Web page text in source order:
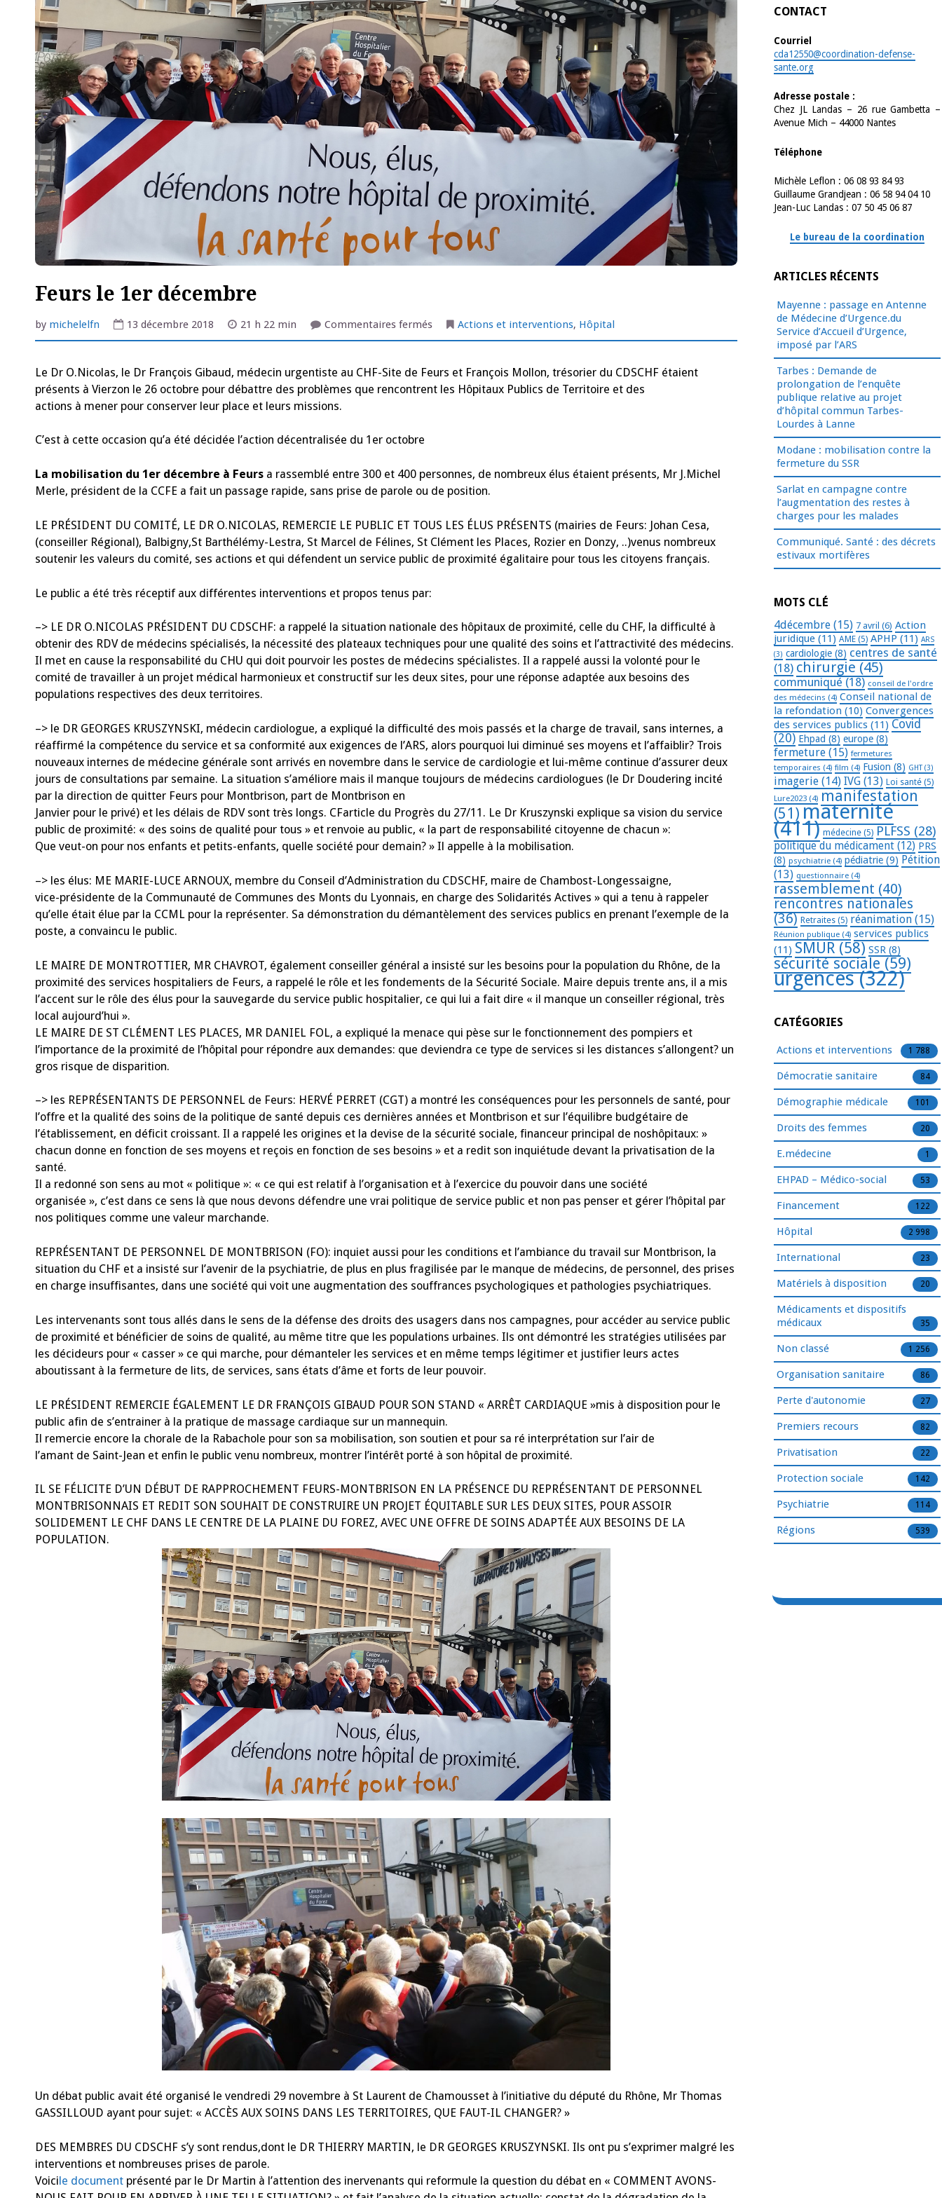
Feurs le 1er décembre
by michelelfn 13 décembre 2018 21 h 22 min Commentaires ferméssur
le
Actions et interventions, Hôpital
Le Dr O.Nicolas, le Dr François Gibaud, médecin urgentiste au CHF-Site de Feurs et François Mollon, trésorier du CDSCHF étaient
présents à Vierzon le 26 octobre pour débattre des problèmes que rencontrent les Hôpitaux Publics de Territoire et des
actions à mener pour conserver leur place et leurs missions.
C’est à cette occasion qu’a été décidée l’action décentralisée du 1er octobre
La mobilisation du 1er décembre à Feurs a rassemblé entre 300 et 400 personnes, de nombreux élus étaient présents, Mr J.Michel
Merle, président de la CCFE a fait un passage rapide, sans prise de parole ou de position.
LE PRÉSIDENT DU COMITÉ, LE DR O.NICOLAS, REMERCIE LE PUBLIC ET TOUS LES ÉLUS PRÉSENTS (mairies de Feurs: Johan Cesa,
(conseiller Régional), Balbigny,St Barthélémy-Lestra, St Marcel de Félines, St Clément les Places, Rozier en Donzy, ..)venus nombreux
soutenir les valeurs du comité, ses actions et qui défendent un service public de proximité égalitaire pour tous les citoyens français.
Le public a été très réceptif aux différentes interventions et propos tenus par:
–> LE DR O.NICOLAS PRÉSIDENT DU CDSCHF: a rappelé la situation nationale des hôpitaux de proximité, celle du CHF, la difficulté à
obtenir des RDV de médecins spécialisés, la nécessité des plateaux techniques pour une qualité des soins et l’attractivité des médecins.
Il met en cause la responsabilité du CHU qui doit pourvoir les postes de médecins spécialistes. Il a rappelé aussi la volonté pour le
comité de travailler à un projet médical harmonieux et constructif sur les deux sites, pour une réponse adaptée aux besoins des
populations respectives des deux territoires.
–> le DR GEORGES KRUSZYNSKI, médecin cardiologue, a expliqué la difficulté des mois passés et la charge de travail, sans internes, a
réaffirmé la compétence du service et sa conformité aux exigences de l’ARS, alors pourquoi lui diminué ses moyens et l’affaiblir? Trois
nouveaux internes de médecine générale sont arrivés en novembre dans le service de cardiologie et lui-même continue d’assurer deux
jours de consultations par semaine. La situation s’améliore mais il manque toujours de médecins cardiologues (le Dr Doudering incité
par la direction de quitter Feurs pour Montbrison, part de Montbrison en
Janvier pour le privé) et les délais de RDV sont très longs. CFarticle du Progrès du 27/11. Le Dr Kruszynski explique sa vision du service
public de proximité: « des soins de qualité pour tous » et renvoie au public, « la part de responsabilité citoyenne de chacun »:
Que veut-on pour nos enfants et petits-enfants, quelle société pour demain? » Il appelle à la mobilisation.
–> les élus: ME MARIE-LUCE ARNOUX, membre du Conseil d’Administration du CDSCHF, maire de Chambost-Longessaigne,
vice-présidente de la Communauté de Communes des Monts du Lyonnais, en charge des Solidarités Actives » qui a tenu à rappeler
qu’elle était élue par la CCML pour la représenter. Sa démonstration du démantèlement des services publics en prenant l’exemple de la
poste, a convaincu le public.
LE MAIRE DE MONTROTTIER, MR CHAVROT, également conseiller général a insisté sur les besoins pour la population du Rhône, de la
proximité des services hospitaliers de Feurs, a rappelé le rôle et les fondements de la Sécurité Sociale. Maire depuis trente ans, il a mis
l’accent sur le rôle des élus pour la sauvegarde du service public hospitalier, ce qui lui a fait dire « il manque un conseiller régional, très
local aujourd’hui ».
LE MAIRE DE ST CLÉMENT LES PLACES, MR DANIEL FOL, a expliqué la menace qui pèse sur le fonctionnement des pompiers et
l’importance de la proximité de l’hôpital pour répondre aux demandes: que deviendra ce type de services si les distances s’allongent? un
gros risque de disparition.
–> les REPRÉSENTANTS DE PERSONNEL de Feurs: HERVÉ PERRET (CGT) a montré les conséquences pour les personnels de santé, pour
l’offre et la qualité des soins de la politique de santé depuis ces dernières années et Montbrison et sur l’équilibre budgétaire de
l’établissement, en déficit croissant. Il a rappelé les origines et la devise de la sécurité sociale, financeur principal de noshôpitaux: »
chacun donne en fonction de ses moyens et reçois en fonction de ses besoins » et a redit son inquiétude devant la privatisation de la
santé.
Il a redonné son sens au mot « politique »: « ce qui est relatif à l’organisation et à l’exercice du pouvoir dans une société
organisée », c’est dans ce sens là que nous devons défendre une vrai politique de service public et non pas penser et gérer l’hôpital par
nos politiques comme une valeur marchande.
REPRÉSENTANT DE PERSONNEL DE MONTBRISON (FO): inquiet aussi pour les conditions et l’ambiance du travail sur Montbrison, la
situation du CHF et a insisté sur l’avenir de la psychiatrie, de plus en plus fragilisée par le manque de médecins, de personnel, des prises
en charge insuffisantes, dans une société qui voit une augmentation des souffrances psychologiques et pathologies psychiatriques.
Les intervenants sont tous allés dans le sens de la défense des droits des usagers dans nos campagnes, pour accéder au service public
de proximité et bénéficier de soins de qualité, au même titre que les populations urbaines. Ils ont démontré les stratégies utilisées par
les décideurs pour « casser » ce qui marche, pour démanteler les services et en même temps légitimer et justifier leurs actes
aboutissant à la fermeture de lits, de services, sans états d’âme et forts de leur pouvoir.
LE PRÉSIDENT REMERCIE ÉGALEMENT LE DR FRANÇOIS GIBAUD POUR SON STAND « ARRÊT CARDIAQUE »mis à disposition pour le
public afin de s’entrainer à la pratique de massage cardiaque sur un mannequin.
Il remercie encore la chorale de la Rabachole pour son sa mobilisation, son soutien et pour sa ré interprétation sur l’air de
l’amant de Saint-Jean et enfin le public venu nombreux, montrer l’intérêt porté à son hôpital de proximité.
IL SE FÉLICITE D’UN DÉBUT DE RAPPROCHEMENT FEURS-MONTBRISON EN LA PRÉSENCE DU REPRÉSENTANT DE PERSONNEL
MONTBRISONNAIS ET REDIT SON SOUHAIT DE CONSTRUIRE UN PROJET ÉQUITABLE SUR LES DEUX SITES, POUR ASSOIR
SOLIDEMENT LE CHF DANS LE CENTRE DE LA PLAINE DU FOREZ, AVEC UNE OFFRE DE SOINS ADAPTÉE AUX BESOINS DE LA
POPULATION.
Un débat public avait été organisé le vendredi 29 novembre à St Laurent de Chamousset à l’initiative du député du Rhône, Mr Thomas
GASSILLOUD ayant pour sujet: « ACCÈS AUX SOINS DANS LES TERRITOIRES, QUE FAUT-IL CHANGER? »
DES MEMBRES DU CDSCHF s’y sont rendus,dont le DR THIERRY MARTIN, le DR GEORGES KRUSZYNSKI. Ils ont pu s’exprimer malgré les
interventions et nombreuses prises de parole.
Voicile document présenté par le Dr Martin à l’attention des inervenants qui reformule la question du débat en « COMMENT AVONS-
CONTACT
Courriel
cda12550@coordination-defense-
sante.org
Adresse postale :
Chez JL Landas – 26 rue Gambetta –
Avenue Mich – 44000 Nantes
Téléphone
Michèle Leflon : 06 08 93 84 93
Guillaume Grandjean : 06 58 94 04 10
Jean-Luc Landas : 07 50 45 06 87
Le bureau de la coordination
ARTICLES RÉCENTS
Mayenne : passage en Antenne
de Médecine d’Urgence.du
Service d’Accueil d’Urgence,
imposé par l’ARS
Tarbes : Demande de
prolongation de l’enquête
publique relative au projet
d’hôpital commun Tarbes-
Lourdes à Lanne
Modane : mobilisation contre la
fermeture du SSR
Sarlat en campagne contre
l’augmentation des restes à
charges pour les malades
Communiqué. Santé : des décrets
estivaux mortifères
MOTS CLÉ
4décembre (15) 7 avril (6) Action
juridique (11) AME (5) APHP (11) ARS
(3) cardiologie (8) centres de santé
(18) chirurgie (45)
communiqué (18) conseil de l'ordre
des médecins (4) Conseil national de
la refondation (10) Convergences
des services publics (11) Covid
(20) Ehpad (8) europe (8)
fermeture (15) fermetures
temporaires (4) film (4) Fusion (8) GHT(3)
imagerie (14) IVG (13) Loi santé (5)
Lure2023 (4) manifestation
(51) maternité
(411) médecine (5) PLFSS (28)
politique du médicament (12) PRS
(8) psychiatrie (4) pédiatrie (9) Pétition
(13) questionnaire (4)
rassemblement (40)
rencontres nationales
(36) Retraites (5) réanimation (15)
Réunion publique (4) services publics
(11) SMUR (58) SSR (8)
sécurité sociale (59)
urgences(322)
CATÉGORIES
Actions et interventions 1 788
Démocratie sanitaire 84
Démographie médicale 101
Droits des femmes 20
E.médecine 1
EHPAD – Médico-social 53
Financement 122
Hôpital 2 998
International 23
Matériels à disposition 20
Médicaments et dispositifs
médicaux
35
Non classé 1 256
Organisation sanitaire 86
Perte d'autonomie 27
Premiers recours 82
Privatisation 22
Protection sociale 142
Psychiatrie 114
Régions 539